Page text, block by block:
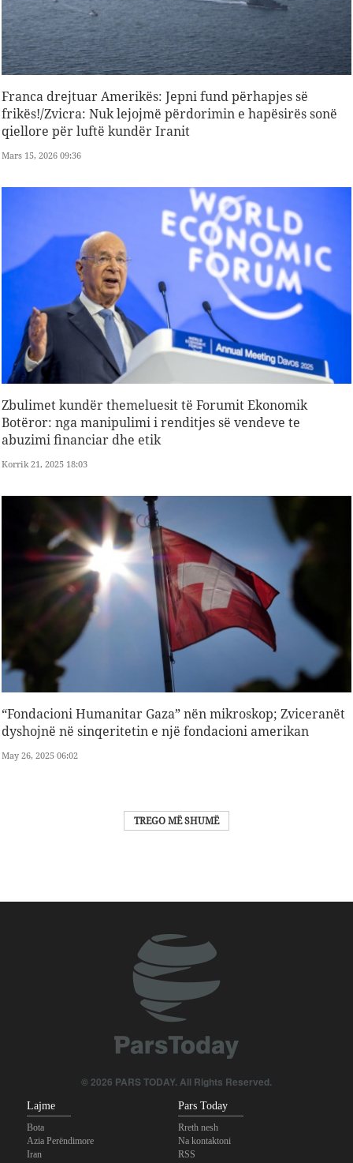
Franca drejtuar Amerikës: Jepni fund përhapjes së
frikës!/Zvicra: Nuk lejojmë përdorimin e hapësirës sonë
qiellore për luftë kundër Iranit
Mars 15, 2026 09:36
Zbulimet kundër themeluesit të Forumit Ekonomik
Botëror: nga manipulimi i renditjes së vendeve te
abuzimi financiar dhe etik
Korrik 21, 2025 18:03
“Fondacioni Humanitar Gaza” nën mikroskop; Zviceranët
dyshojnë në sinqeritetin e një fondacioni amerikan
May 26, 2025 06:02
TREGO MË SHUMË
© 2026 PARS TODAY. All Rights Reserved.
Lajme
Bota
Azia Perëndimore
Iran
Pars Today
Rreth nesh
Na kontaktoni
RSS